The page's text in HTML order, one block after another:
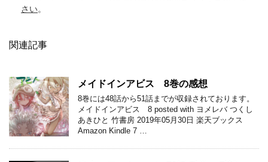
さい。
関連記事
メイドインアビス 8巻の感想
8巻には48話から51話までが収録されております。
メイドインアビス 8 posted with ヨメレバ つくし
あきひと 竹書房 2019年05月30日 楽天ブックス
Amazon Kindle 7 …